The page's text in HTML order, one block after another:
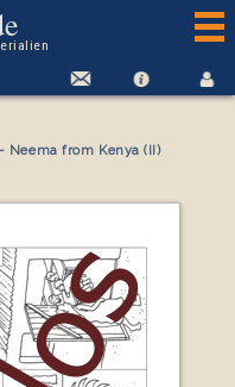
Neema from Kenya (II)